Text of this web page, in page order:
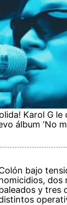
Karol G le
álbum ‘No
bajo
dos
y tres